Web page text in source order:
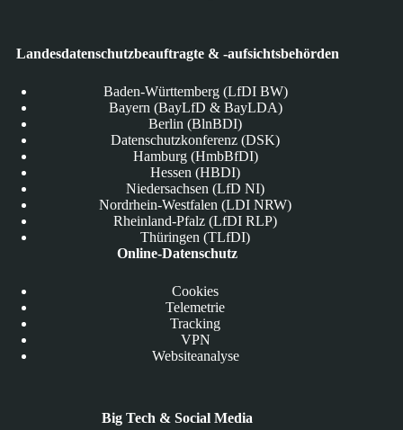
Landesdatenschutzbeauftragte & -aufsichtsbehörden
Baden-Württemberg (LfDI BW)
Bayern (BayLfD & BayLDA)
Berlin (BlnBDI)
Datenschutzkonferenz (DSK)
Hamburg (HmbBfDI)
Hessen (HBDI)
Niedersachsen (LfD NI)
Nordrhein-Westfalen (LDI NRW)
Rheinland-Pfalz (LfDI RLP)
Thüringen (TLfDI)
Online-Datenschutz
Cookies
Telemetrie
Tracking
VPN
Websiteanalyse
Big Tech & Social Media